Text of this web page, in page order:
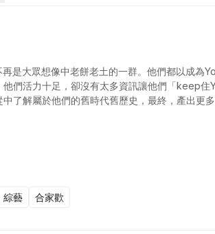
是大眾想像中老餅老土的一群。他們都以成為
他們活力十足，卻沒有太多資訊讓他們「keep
了解屬於他們的舊時代舊歷史，最終，產出更
綜藝 合家歡